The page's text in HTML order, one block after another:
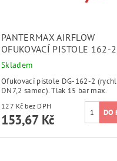
PANTERMAX AIRFLOW
OFUKOVACÍ PISTOLE 162-2
Skladem
Ofukovací pistole DG-162-2
DN7,2 samec). Tlak 15 bar max.
127 Kč bez DPH
153,67 Kč